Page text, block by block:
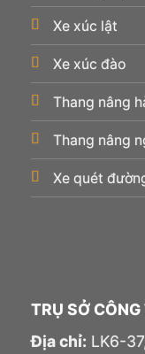
Xe xúc lật
Xe xúc đào
Thang nâng
Thang nâng
Xe quét
TRỤ SỞ
Địa chỉ: LK6-